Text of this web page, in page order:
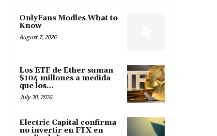
OnlyFans Modles What to
Know
August 7, 2026
Los ETF de Ether suman
$104 millones a medida
que los...
July 30, 2026
Electric Capital confirma
no invertir en FTX en